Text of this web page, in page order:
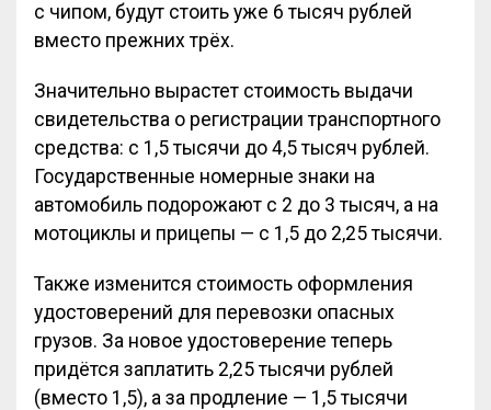
с чипом, будут стоить уже 6 тысяч рублей
вместо прежних трёх.
Значительно вырастет стоимость выдачи
свидетельства о регистрации транспортного
средства: с 1,5 тысячи до 4,5 тысяч рублей.
Государственные номерные знаки на
автомобиль подорожают с 2 до 3 тысяч, а на
мотоциклы и прицепы — с 1,5 до 2,25 тысячи.
Также изменится стоимость оформления
удостоверений для перевозки опасных
грузов. За новое удостоверение теперь
придётся заплатить 2,25 тысячи рублей
(вместо 1,5), а за продление — 1,5 тысячи